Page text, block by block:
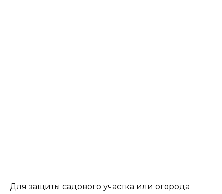
Для защиты садового участка или огорода